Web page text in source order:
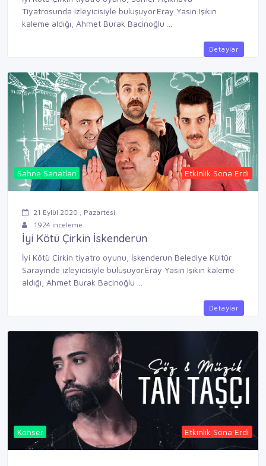
Tiyatrosunda izleyicisiyle buluşuyor.Eray Yasin Işıkın
kaleme aldığı, Ahmet Burak Bacinoğlu ...
Detaylar
Sahne Sanatları Etkinlik Sona Erdi
21 Eylül 2020 , Pazartesi
1924 inceleme
İyi Kötü Çirkin İskenderun
İyi Kötü Çirkin tiyatro oyunu, İskenderun Belediye Kültür
Sarayınde izleyicisiyle buluşuyor.Eray Yasin Işıkın kaleme
aldığı, Ahmet Burak Bacinoğlu ...
Detaylar
Konser Etkinlik Sona Erdi